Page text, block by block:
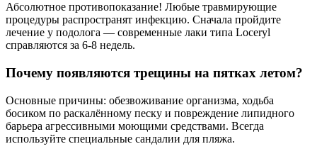
Абсолютное противопоказание! Любые травмирующие
процедуры распространят инфекцию. Сначала пройдите
лечение у подолога — современные лаки типа Loceryl
справляются за 6-8 недель.
Почему появляются трещины на пятках летом?
Основные причины: обезвоживание организма, ходьба
босиком по раскалённому песку и повреждение липидного
барьера агрессивными моющими средствами. Всегда
используйте специальные сандалии для пляжа.